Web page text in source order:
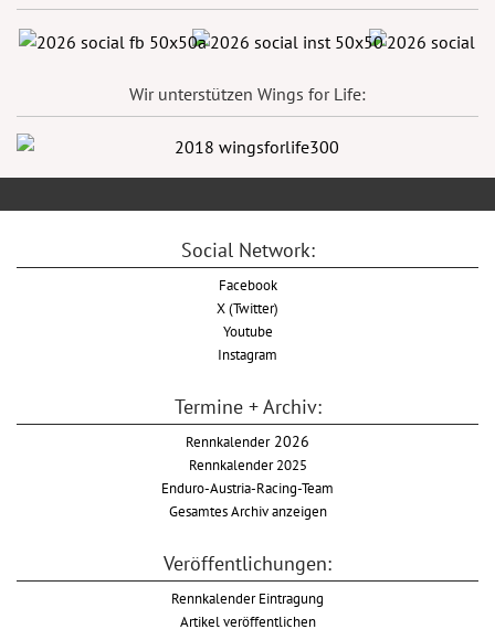
Wir unterstützen Wings for Life:
Social Network:
Facebook
X (Twitter)
Youtube
Instagram
Termine + Archiv:
Rennkalender2026
Rennkalender 2025
Enduro-Austria-Racing-Team
Gesamtes Archiv anzeigen
Veröffentlichungen:
Rennkalender Eintragung
Artikel veröffentlichen